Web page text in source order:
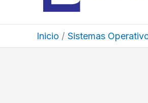
Inicio Sistemas